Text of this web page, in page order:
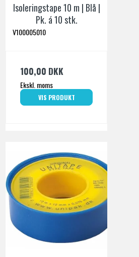
Isoleringstape 10 m | Blå |
Pk. á 10 stk.
V100005010
100,00 DKK
Ekskl. moms
VIS PRODUKT